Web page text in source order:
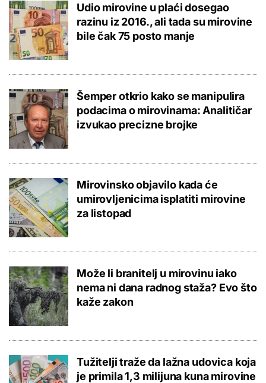
Udio mirovine u plaći dosegao
razinu iz 2016., ali tada su mirovine
bile čak 75 posto manje
Šemper otkrio kako se manipulira
podacima o mirovinama: Analitičar
izvukao precizne brojke
Mirovinsko objavilo kada će
umirovljenicima isplatiti mirovine
za listopad
Može li branitelj u mirovinu iako
nema ni dana radnog staža? Evo što
kaže zakon
Tužitelji traže da lažna udovica koja
je primila 1,3 milijuna kuna mirovine